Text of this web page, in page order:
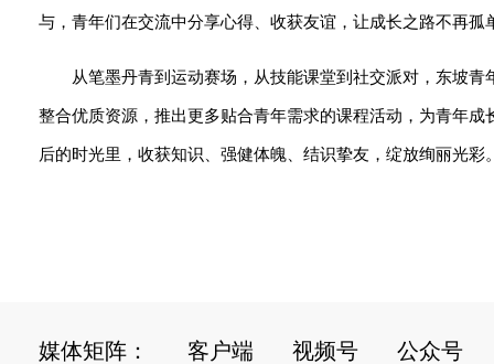
与，青年们在交流中分享心得、收获友谊，让成长之路不再孤
从笔墨丹青到运动赛场，从技能课堂到社交派对，东坡
整合优质资源，推出更多贴合青年需求的课程活动，为青年
后的时光里，收获知识、强健体魄、结识挚友，绽放绚丽光
媒体矩阵： 客户端 视频号 公众号